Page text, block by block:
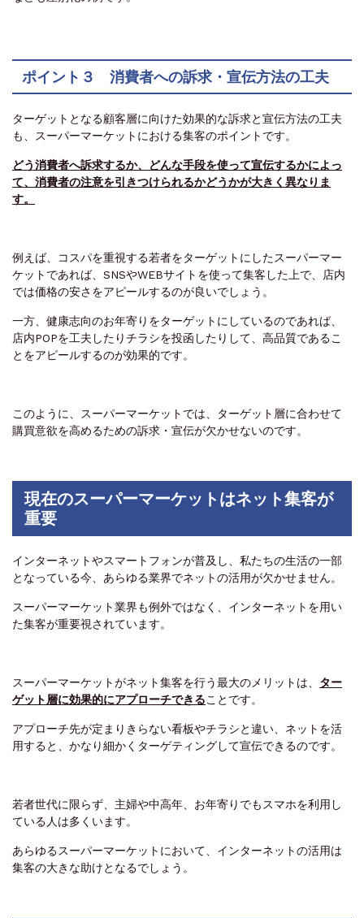
ポイント３ 消費者への訴求・宣伝方法の工夫
ターゲットとなる顧客層に向けた効果的な訴求と宣伝方法の工夫
も、スーパーマーケットにおける集客のポイントです。
どう消費者へ訴求するか、どんな手段を使って宣伝するかによっ
て、消費者の注意を引きつけられるかどうかが大きく異なりま
す。
例えば、コスパを重視する若者をターゲットにしたスーパーマー
ケットであれば、SNSやWEBサイトを使って集客した上で、店内
では価格の安さをアピールするのが良いでしょう。
一方、健康志向のお年寄りをターゲットにしているのであれば、
店内POPを工夫したりチラシを投函したりして、高品質であるこ
とをアピールするのが効果的です。
このように、スーパーマーケットでは、ターゲット層に合わせて
購買意欲を高めるための訴求・宣伝が欠かせないのです。
現在のスーパーマーケットはネット集客が
重要
インターネットやスマートフォンが普及し、私たちの生活の一部
となっている今、あらゆる業界でネットの活用が欠かせません。
スーパーマーケット業界も例外ではなく、インターネットを用い
た集客が重要視されています。
スーパーマーケットがネット集客を行う最大のメリットは、 ター
ゲット層に効果的にアプローチできることです。
アプローチ先が定まりきらない看板やチラシと違い、ネットを活
用すると、かなり細かくターゲティングして宣伝できるのです。
若者世代に限らず、主婦や中高年、お年寄りでもスマホを利用し
ている人は多くいます。
あらゆるスーパーマーケットにおいて、インターネットの活用は
集客の大きな助けとなるでしょう。